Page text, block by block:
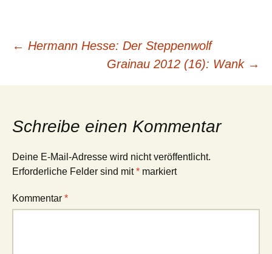
Beitragsnavigation
← Hermann Hesse: Der Steppenwolf
Grainau 2012 (16): Wank →
Schreibe einen Kommentar
Deine E-Mail-Adresse wird nicht veröffentlicht.
Erforderliche Felder sind mit* markiert
Kommentar *